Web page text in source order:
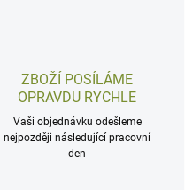
ZBOŽÍ POSÍLÁME
OPRAVDU RYCHLE
Vaši objednávku odešleme
nejpozději následující pracovní
den